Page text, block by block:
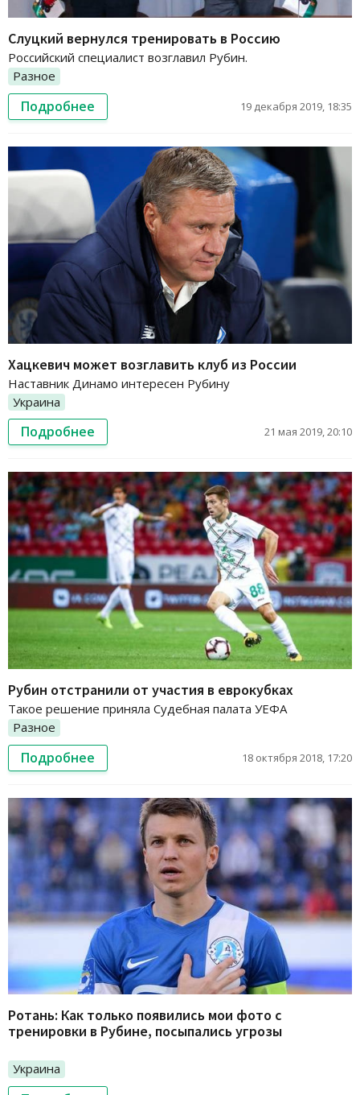
Слуцкий вернулся тренировать в Россию
Российский специалист возглавил Рубин.
Разное
Подробнее 19 декабря 2019, 18:35
Хацкевич может возглавить клуб из России
Наставник Динамо интересен Рубину
Украина
Подробнее 21 мая 2019, 20:10
Рубин отстранили от участия в еврокубках
Такое решение приняла Судебная палата УЕФА
Разное
Подробнее 18 октября 2018, 17:20
Ротань: Как только появились мои фото с
тренировки в Рубине, посыпались угрозы
Украина